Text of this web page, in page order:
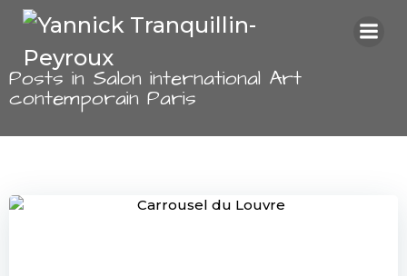
au
Posts in Salon international Art
contemporain Paris